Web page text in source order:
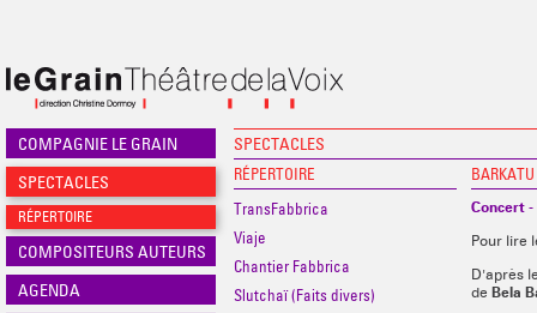
COMPAGNIE LE GRAIN
SPECTACLES
RÉPERTOIRE
COMPOSITEURS AUTEURS
AGENDA
SPECTACLES
RÉPERTOIRE
TransFabbrica
Viaje
Chantier Fabbrica
Slutchaï (Faits divers)
Concert -
Pour lire
D'après
de Bela